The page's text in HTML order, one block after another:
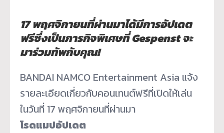
17 พฤศจิกายนที่ผ่านมาได้มีการอัปเดต
ฟรีซึ่งเป็นภารกิจพิเศษที่ Gespenst จะ
มาร่วมทัพกับคุณ!
BANDAI NAMCO Entertainment Asia แจ้ง
รายละเอียดเกี่ยวกับคอนเทนต์ฟรีที่เปิดให้เล่น
ในวันที่ 17 พฤศจิกายนที่ผ่านมา
โรดแมปอัปเดต